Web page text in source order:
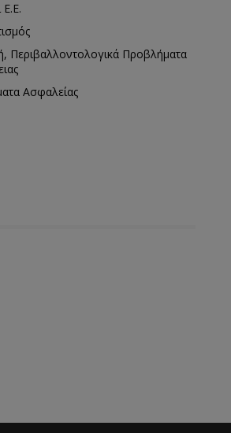
Ε.Ε.
Περιβαλλοντολογικά Προβλήματα
Ασφαλείας